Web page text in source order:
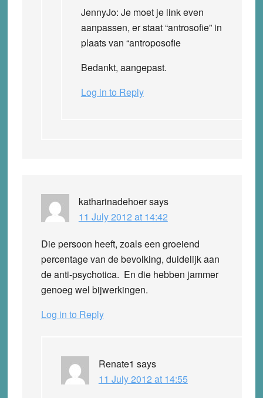
JennyJo: Je moet je link even
aanpassen, er staat “antrosofie” in
plaats van “antroposofie
Bedankt, aangepast.
Log in to Reply
katharinadehoersays
11 July 2012 at 14:42
Die persoon heeft, zoals een groeiend
percentage van de bevolking, duidelijk aan
de anti-psychotica. En die hebben jammer
genoeg wel bijwerkingen.
Log in to Reply
Renate1 says
11 July 2012 at 14:55